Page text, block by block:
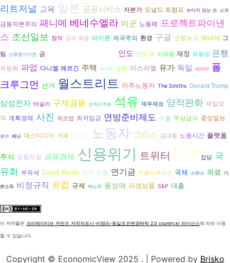
리트저널 교육 일본 공공서비스 자본가 도널드 트럼프 보이지 않는 손 소유
금융자본주의 패니메 베네수엘라 미군 노동력 프로젝트파이낸
스 조선일보 창작 강의 죽음 아이폰 제국주의 환경 구글 연합뉴스 에너지 그
림 신용평가기관 금 인도 반도체 이재용 재정 유동성 은행
유동화 파업 다니엘 예르긴 주택 아마존 보험 이스라엘 유가 독일 apple 폴
크루그먼 선거 월스트리트 이주노동자 The Smiths Donald Trump
삼성전자 테슬라 구제금융 경제민주화 석유 재무제표 양적완화 제일모
직 계획경제 사진 제조업 최저임금 연방준비제도 수출 무상급식 중앙일보
보수 레닌 매스미디어 가격 장하준 노동자 그리스 김대중 노동시간 플랫폼
주식 포항제철 공유경제 신용위기 트위터 FTA 잡담 국
유화 부유세 David Byrne 조지 오웰 연기금 어플리케이션 국채 스위스 의료 기
본소득 비정규직 유럽 규제 박노자 동성애 파생상품 S&P 대출
이 저작물은 크리에이티브 커먼즈 저작자표시-비영리-동일조건변경허락 2.0 country.kr 라이선스에 따라 이용
할 수 있습니다.
Copyright © EconomicView 2025 . | Powered by Brisko